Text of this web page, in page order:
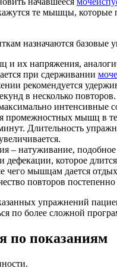
те мышцы, которые
назначаются базовые
и их напряжения,
при сдерживании
рекомендуется
в несколько повторов.
интенсивные
промежностных мышц в
Длительность
– натуживание, подобное
дефекации, которое
чего мышцам дается
повторов постепенно
упражнений
по более сложной
по показаниям